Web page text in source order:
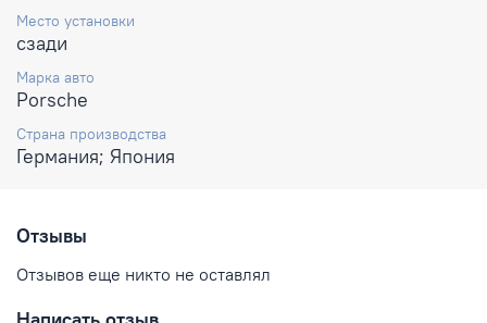
Место установки
сзади
Марка авто
Porsche
Страна производства
Германия; Япония
Отзывы
Отзывов еще никто не оставлял